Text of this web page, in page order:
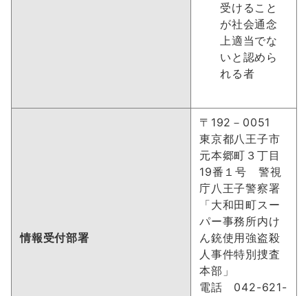
受けること
が社会通念
上適当でな
いと認めら
れる者
情報受付部署
〒192－0051
東京都八王子市
元本郷町３丁目
19番１号 警視
庁八王子警察署
「大和田町スー
パー事務所内け
ん銃使用強盗殺
人事件特別捜査
本部」
電話 042-621-